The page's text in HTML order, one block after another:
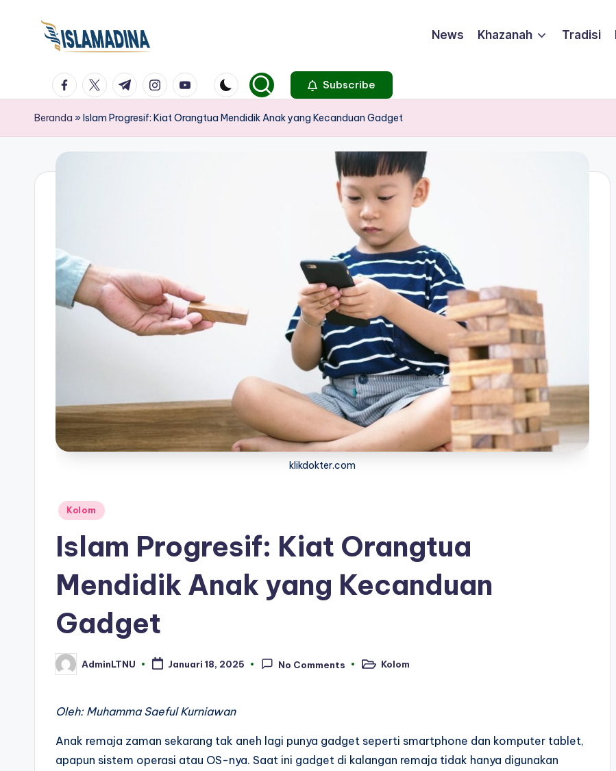
News Khazanah Tradisi
facebook.com
twitter.com
t.me instagram.com
youtube.com Subscribe
Beranda »Islam Progresif: Kiat Orangtua Mendidik Anak yang Kecanduan Gadget
klikdokter.com
Posted
Kolom
Islam Progresif: Kiat Orangtua
Mendidik Anak yang Kecanduan
Gadget
Posted
by
AdminLTNU Januari 18, 2025 No Comments
PostedKolom
Oleh: Muhamma Saeful Kurniawan
Anak remaja zaman sekarang tak aneh lagi punya gadget seperti smartphone dan komputer tablet,
apapun sistem operasi atau OS-nya. Saat ini gadget di kalangan remaja tidak hanya digunakan